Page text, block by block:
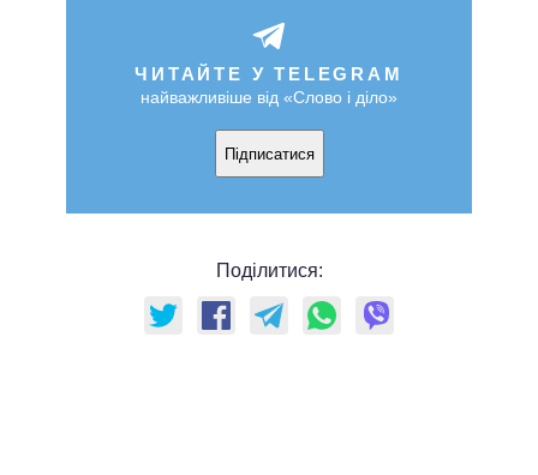
ЧИТАЙТЕ У TELEGRAM
найважливіше від «Слово і діло»
Підписатися
Поділитися: